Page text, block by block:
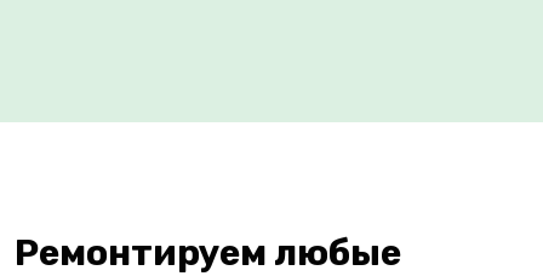
Ремонтируем любые